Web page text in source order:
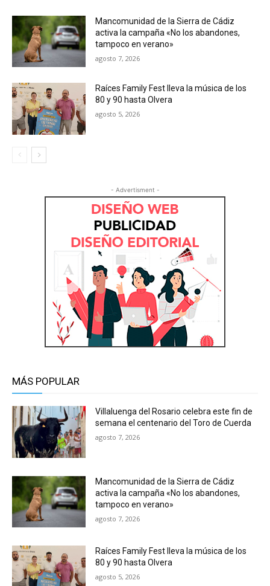
Mancomunidad de la Sierra de Cádiz
activa la campaña «No los abandones,
tampoco en verano»
agosto 7, 2026
Raíces Family Fest lleva la música de los
80 y 90 hasta Olvera
agosto 5, 2026
- Advertisment -
MÁS POPULAR
Villaluenga del Rosario celebra este fin de
semana el centenario del Toro de Cuerda
agosto 7, 2026
Mancomunidad de la Sierra de Cádiz
activa la campaña «No los abandones,
tampoco en verano»
agosto 7, 2026
Raíces Family Fest lleva la música de los
80 y 90 hasta Olvera
agosto 5, 2026